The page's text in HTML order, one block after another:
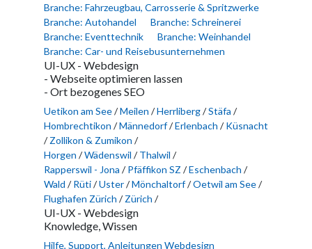
Branche: Fahrzeugbau, Carrosserie & Spritzwerke
Branche: Autohandel
Branche: Schreinerei
Branche: Eventtechnik
Branche: Weinhandel
Branche: Car- und Reisebusunternehmen
UI-UX - Webdesign
- Webseite optimieren lassen
- Ort bezogenes SEO
Uetikon am See/Meilen /Herrliberg/Stäfa /
Hombrechtikon /Männedorf/Erlenbach /Küsnacht
/Zollikon & Zumikon /
Horgen /Wädenswil /Thalwil /
Rapperswil - Jona /Pfäffikon SZ /Eschenbach /
Wald /Rüti/Uster/Mönchaltorf/Oetwil am See/
Flughafen Zürich /Zürich /
UI-UX - Webdesign
Knowledge, Wissen
Hilfe, Support, Anleitungen Webdesign